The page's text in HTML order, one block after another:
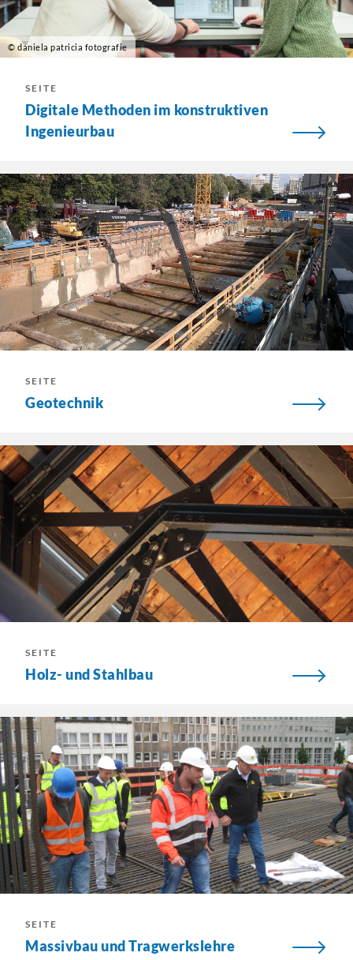
© daniela patricia fotografie
SEITE
Digitale Methoden im konstruktiven
Ingenieurbau
SEITE
Geotechnik
SEITE
Holz- und Stahlbau
SEITE
Massivbau und Tragwerkslehre